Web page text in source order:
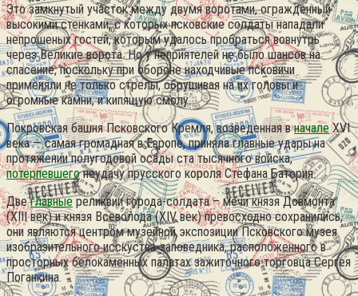
Это замкнутый участок между двумя воротами, огражденный
высокими стенками, с которых псковские солдаты нападали
непрошеных гостей, которым удалось пробраться вовнутрь
через Великие ворота. Но у неприятелей не было шансов на
спасение, поскольку при обороне находчивые псковичи
применяли не только стрелы, обрушивая на их головы и
огромные камни, и кипящую смолу.
Покровская башня Псковского Кремля, возведенная вначалеXVI
века — самая громадная в Европе, приняла главные удары на
протяжении полугодовой осады ста тысячного войска,
потерпевшегонеудачу прусского короля Стефана Батория.
Двеглавныереликвии города-солдата – мечи князя Довмонта
(XIII век) и князя Всеволода (XIV век) превосходно сохранились,
они являются центром музейной экспозиции Псковского музея
изобразительного исскуства-заповедника, расположенного в
просторных белокаменных палатах зажиточного торговца Сергея
Поганкина.